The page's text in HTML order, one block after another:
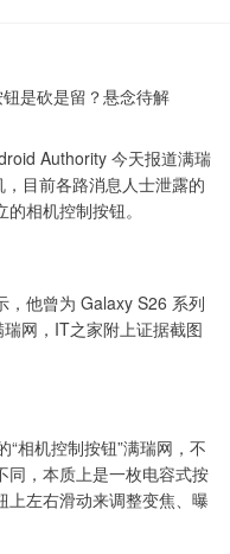
Authority 今天报道满瑞
目前各路消息人士泄露的
相机控制按钮。
，他曾为 Galaxy S26 系列
网，IT之家附上证据截图
相机控制按钮”满瑞网，不
同，本质上是一枚电容式按
上左右滑动来调整变焦、曝